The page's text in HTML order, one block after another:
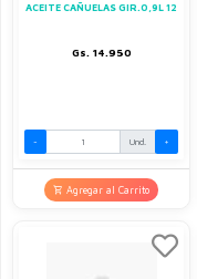
ACEITE CAÑUELAS GIR.0,9L 12
Gs. 14.950
- Und. +
Agregar al Carrito